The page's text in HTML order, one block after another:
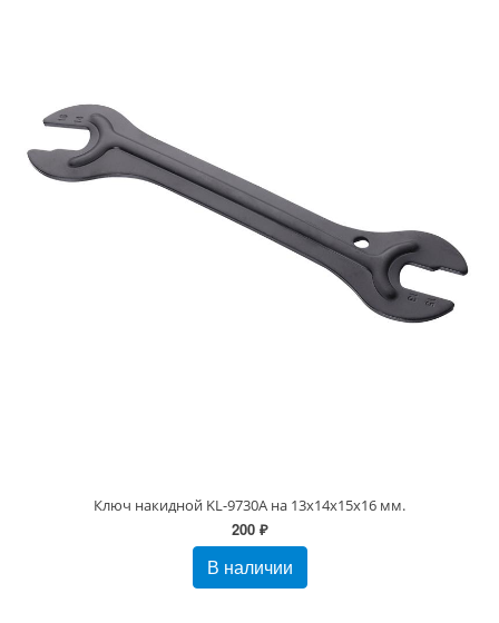
Ключ накидной KL-9730A на 13x14х15x16 мм.
200 ₽
В наличии